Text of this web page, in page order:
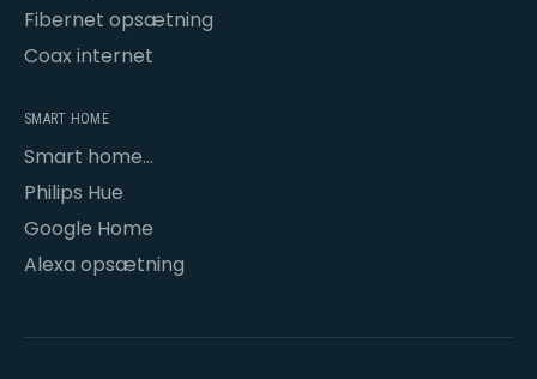
Fibernet opsætning
Coax internet
SMART HOME
Smart home
opsætning
Philips Hue
Google Home
Alexa opsætning